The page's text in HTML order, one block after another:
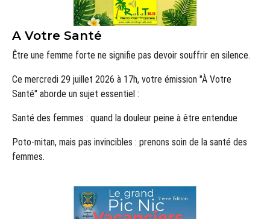
A Votre Santé
Être une femme forte ne signifie pas devoir souffrir en silence.
Ce mercredi 29 juillet 2026 à 17h, votre émission "À Votre
Santé" aborde un sujet essentiel :
Santé des femmes : quand la douleur peine à être entendue
Poto-mitan, mais pas invincibles : prenons soin de la santé des
femmes.